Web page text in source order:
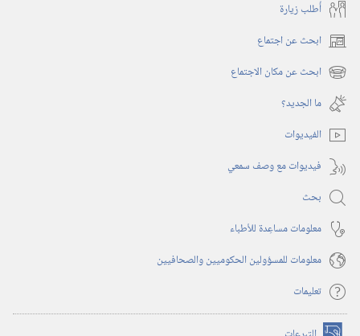
أُطلب زيارة
ابحث عن اجتماع (يفتح
نافذة ابحث عن مكان الاجتماع (يفتح
نافذة
جديدة)
ما الجديد؟‏
الفيديوات
فيديوات مع وصف سمعي
بحث
معلومات مساعِدة للأطباء
معلومات للمسؤولين الحكوميين والصحافيين
تعليمات